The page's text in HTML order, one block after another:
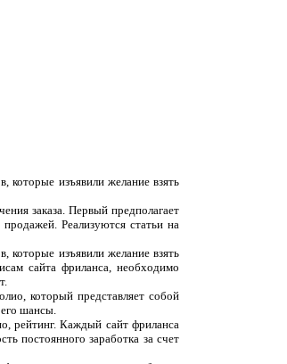
которые изъявили желание взять
заказа. Первый предполагает
Реализуются статьи на
которые изъявили желание взять
сайта фриланса, необходимо
который представляет собой
шансы.
рейтинг. Каждый сайт фриланса
постоянного заработка за счет